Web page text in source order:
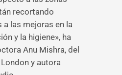
recortando
las mejoras en la
y la higiene», ha
Anu Mishra, del
y autora